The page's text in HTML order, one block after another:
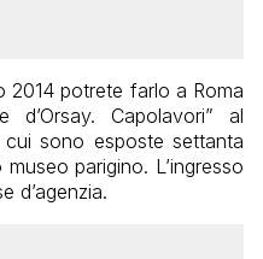
2014 potrete farlo a Roma
d’Orsay. Capolavori” al
sono esposte settanta
parigino. L’ingresso
d’agenzia.